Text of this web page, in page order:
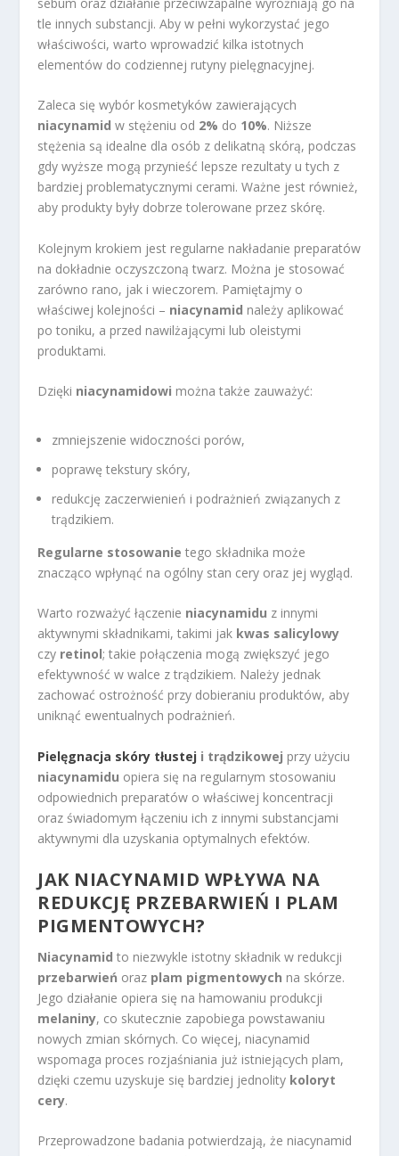
tle innych substancji. Aby w pełni wykorzystać jego
właściwości, warto wprowadzić kilka istotnych
elementów do codziennej rutyny pielęgnacyjnej.
Zaleca się wybór kosmetyków zawierających
niacynamid w stężeniu od 2% do 10%. Niższe
stężenia są idealne dla osób z delikatną skórą, podczas
gdy wyższe mogą przynieść lepsze rezultaty u tych z
bardziej problematycznymi cerami. Ważne jest również,
aby produkty były dobrze tolerowane przez skórę.
Kolejnym krokiem jest regularne nakładanie preparatów
na dokładnie oczyszczoną twarz. Można je stosować
zarówno rano, jak i wieczorem. Pamiętajmy o
właściwej kolejności – niacynamid należy aplikować
po toniku, a przed nawilżającymi lub oleistymi
produktami.
Dzięki niacynamidowi można także zauważyć:
zmniejszenie widoczności porów,
poprawę tekstury skóry,
redukcję zaczerwienień i podrażnień związanych z
trądzikiem.
Regularne stosowanie tego składnika może
znacząco wpłynąć na ogólny stan cery oraz jej wygląd.
Warto rozważyć łączenie niacynamidu z innymi
aktywnymi składnikami, takimi jak kwas salicylowy
czy retinol; takie połączenia mogą zwiększyć jego
efektywność w walce z trądzikiem. Należy jednak
zachować ostrożność przy dobieraniu produktów, aby
uniknąć ewentualnych podrażnień.
Pielęgnacja skóry tłustej i trądzikowej przy użyciu
niacynamidu opiera się na regularnym stosowaniu
odpowiednich preparatów o właściwej koncentracji
oraz świadomym łączeniu ich z innymi substancjami
aktywnymi dla uzyskania optymalnych efektów.
JAK NIACYNAMID WPŁYWA NA
REDUKCJĘ PRZEBARWIEŃ I PLAM
PIGMENTOWYCH?
Niacynamid to niezwykle istotny składnik w redukcji
przebarwień oraz plam pigmentowych na skórze.
Jego działanie opiera się na hamowaniu produkcji
melaniny, co skutecznie zapobiega powstawaniu
nowych zmian skórnych. Co więcej, niacynamid
wspomaga proces rozjaśniania już istniejących plam,
dzięki czemu uzyskuje się bardziej jednolity koloryt
cery.
Przeprowadzone badania potwierdzają, że niacynamid